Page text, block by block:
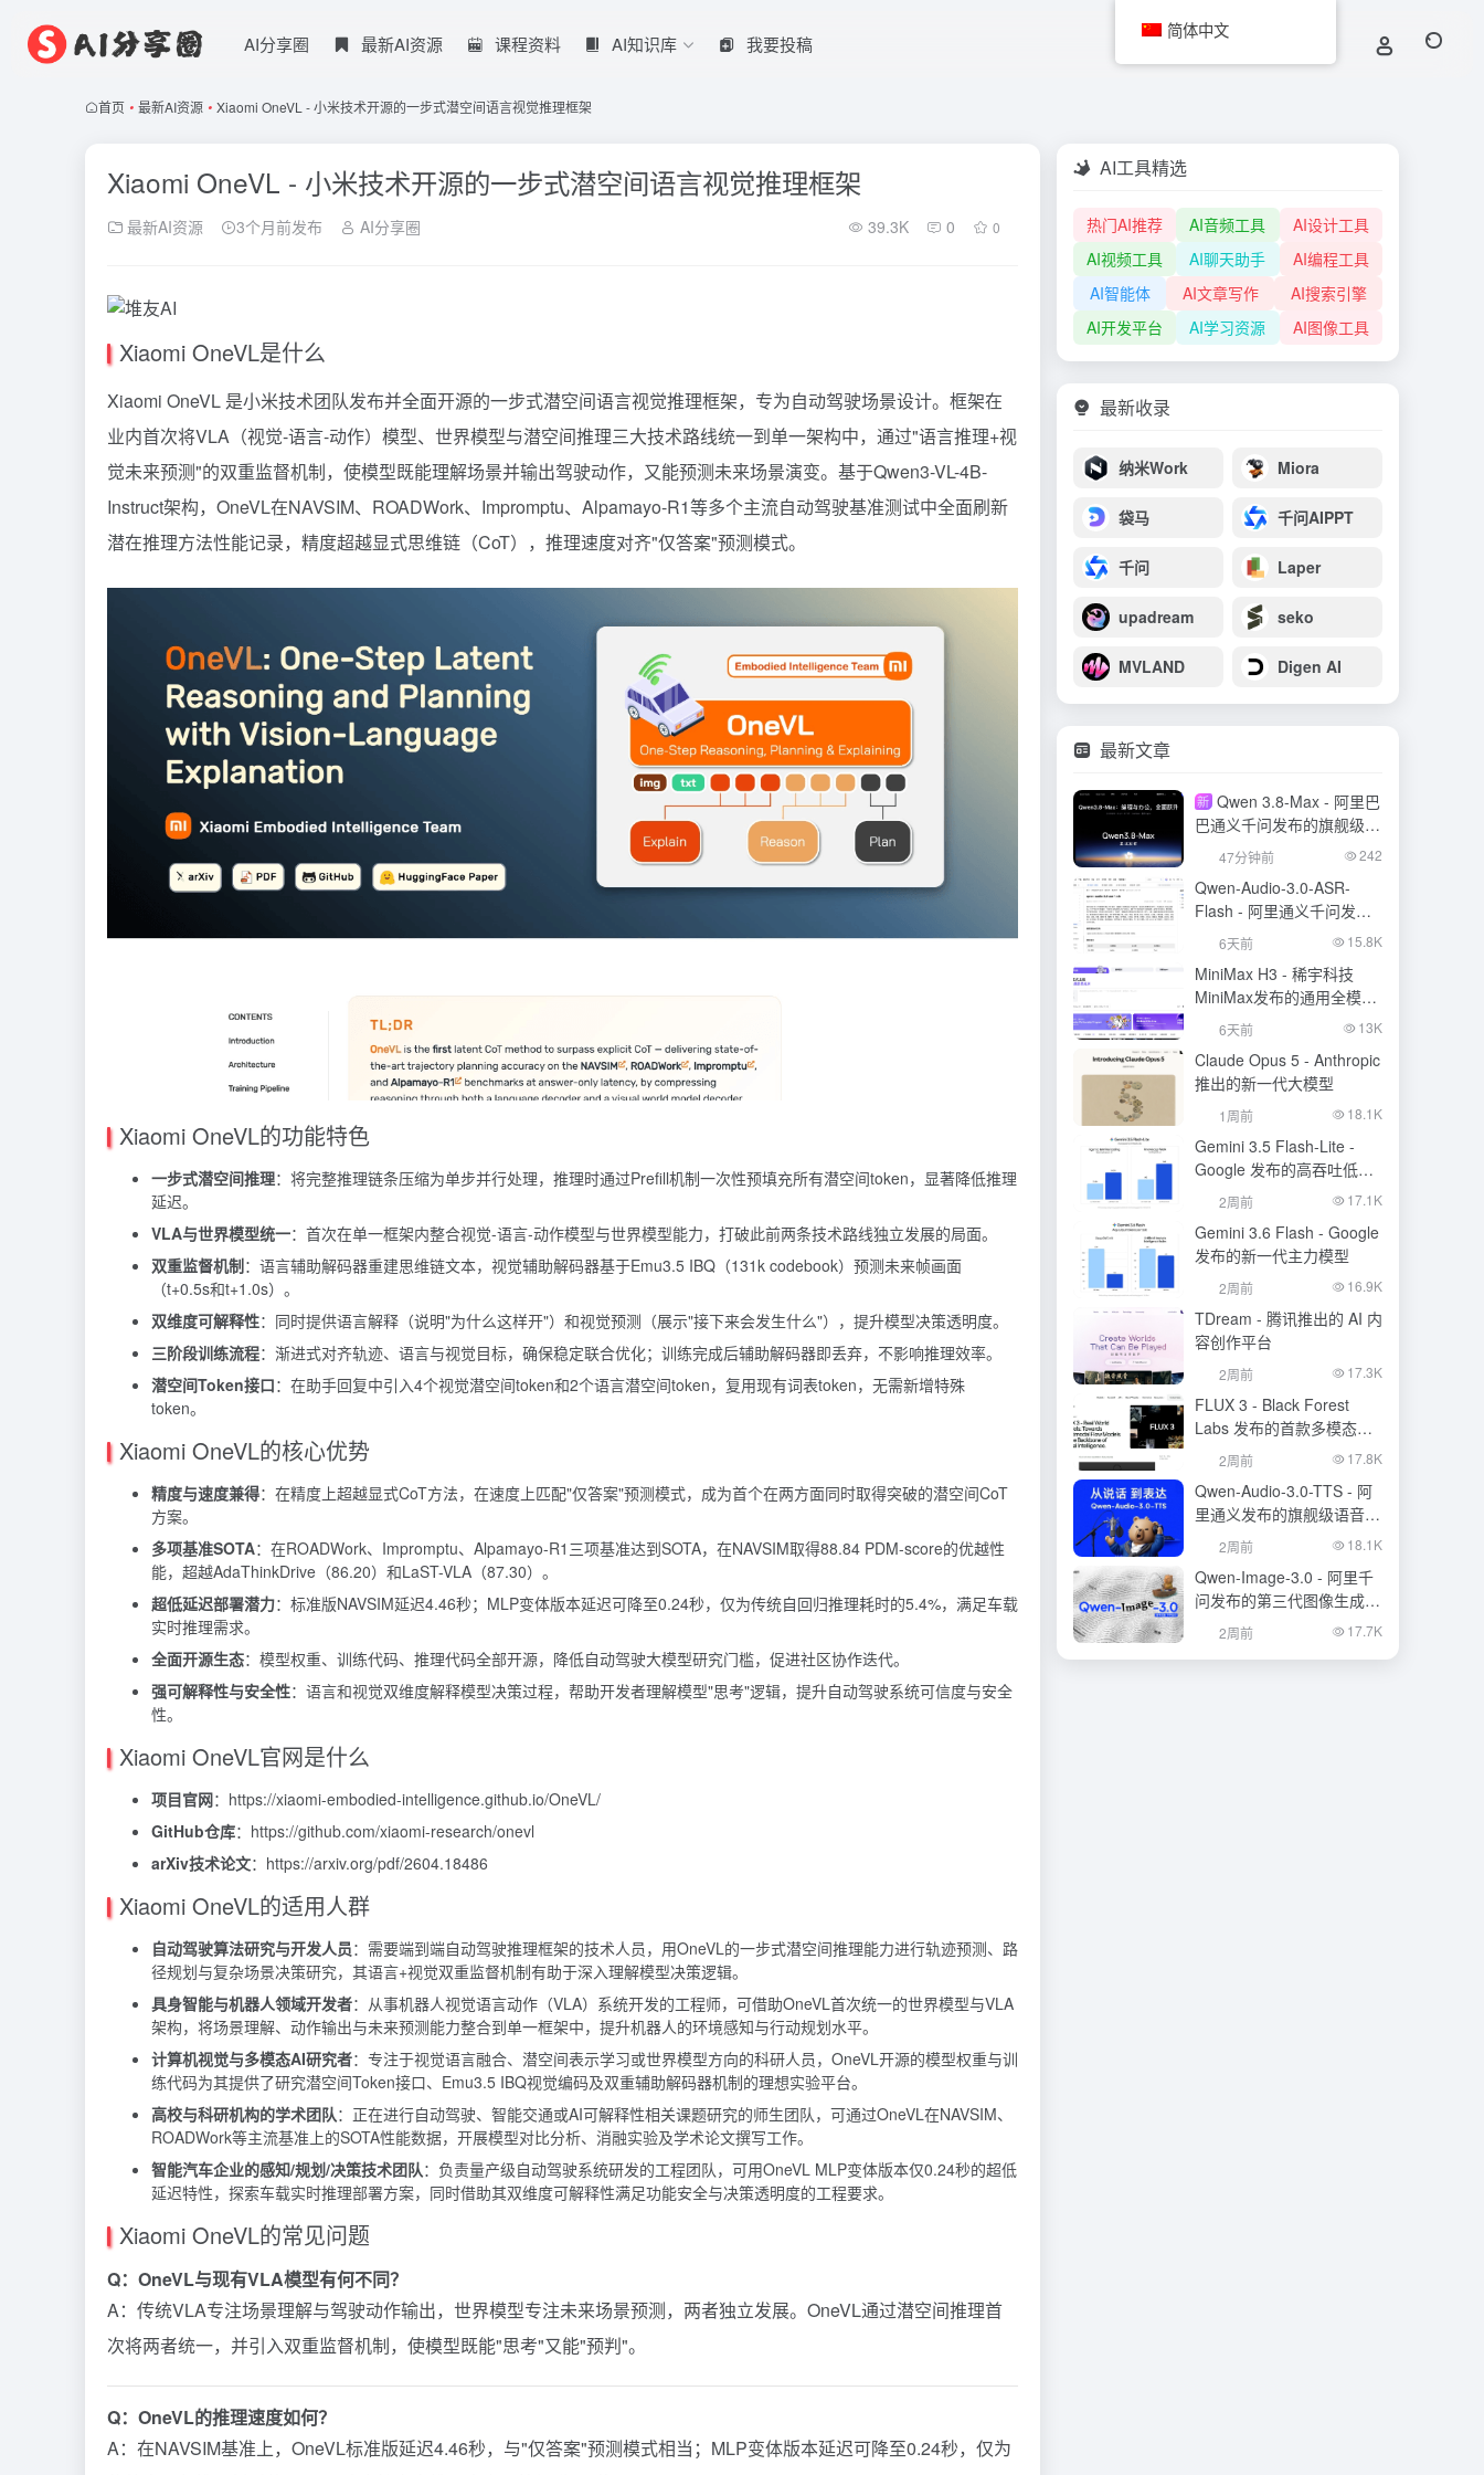
AI分享圈 最新AI资源 课程资料 AI知识库 我要投稿
首页 • 最新AI资源 • Xiaomi OneVL - 小米技术开源的一步式潜空间语言视觉推理框架
Xiaomi OneVL - 小米技术开源的一步式潜空间语言视觉推理框架
最新AI资源 3个月前发布 AI分享圈 39.3K 0 0
Xiaomi OneVL是什么
Xiaomi OneVL 是小米技术团队发布并全面开源的一步式潜空间语言视觉推理框架，专为自动驾驶场景设计。框架在
业内首次将VLA（视觉-语言-动作）模型、世界模型与潜空间推理三大技术路线统一到单一架构中，通过"语言推理+视
觉未来预测"的双重监督机制，使模型既能理解场景并输出驾驶动作，又能预测未来场景演变。基于Qwen3-VL-4B-
Instruct架构，OneVL在NAVSIM、ROADWork、Impromptu、Alpamayo-R1等多个主流自动驾驶基准测试中全面刷新
潜在推理方法性能记录，精度超越显式思维链（CoT），推理速度对齐"仅答案"预测模式。
Xiaomi OneVL的功能特色
一步式潜空间推理：将完整推理链条压缩为单步并行处理，推理时通过Prefill机制一次性预填充所有潜空间token，显著降低推理
延迟。
VLA与世界模型统一：首次在单一框架内整合视觉-语言-动作模型与世界模型能力，打破此前两条技术路线独立发展的局面。
双重监督机制：语言辅助解码器重建思维链文本，视觉辅助解码器基于Emu3.5 IBQ（131k codebook）预测未来帧画面
（t+0.5s和t+1.0s）。
双维度可解释性：同时提供语言解释（说明"为什么这样开"）和视觉预测（展示"接下来会发生什么"），提升模型决策透明度。
三阶段训练流程：渐进式对齐轨迹、语言与视觉目标，确保稳定联合优化；训练完成后辅助解码器即丢弃，不影响推理效率。
潜空间Token接口：在助手回复中引入4个视觉潜空间token和2个语言潜空间token，复用现有词表token，无需新增特殊
token。
Xiaomi OneVL的核心优势
精度与速度兼得：在精度上超越显式CoT方法，在速度上匹配"仅答案"预测模式，成为首个在两方面同时取得突破的潜空间CoT
方案。
多项基准SOTA：在ROADWork、Impromptu、Alpamayo-R1三项基准达到SOTA，在NAVSIM取得88.84 PDM-score的优越性
能，超越AdaThinkDrive（86.20）和LaST-VLA（87.30）。
超低延迟部署潜力：标准版NAVSIM延迟4.46秒；MLP变体版本延迟可降至0.24秒，仅为传统自回归推理耗时的5.4%，满足车载
实时推理需求。
全面开源生态：模型权重、训练代码、推理代码全部开源，降低自动驾驶大模型研究门槛，促进社区协作迭代。
强可解释性与安全性：语言和视觉双维度解释模型决策过程，帮助开发者理解模型"思考"逻辑，提升自动驾驶系统可信度与安全
性。
Xiaomi OneVL官网是什么
项目官网：https://xiaomi-embodied-intelligence.github.io/OneVL/
GitHub仓库：https://github.com/xiaomi-research/onevl
arXiv技术论文：https://arxiv.org/pdf/2604.18486
Xiaomi OneVL的适用人群
自动驾驶算法研究与开发人员：需要端到端自动驾驶推理框架的技术人员，用OneVL的一步式潜空间推理能力进行轨迹预测、路
径规划与复杂场景决策研究，其语言+视觉双重监督机制有助于深入理解模型决策逻辑。
具身智能与机器人领域开发者：从事机器人视觉语言动作（VLA）系统开发的工程师，可借助OneVL首次统一的世界模型与VLA
架构，将场景理解、动作输出与未来预测能力整合到单一框架中，提升机器人的环境感知与行动规划水平。
计算机视觉与多模态AI研究者：专注于视觉语言融合、潜空间表示学习或世界模型方向的科研人员，OneVL开源的模型权重与训
练代码为其提供了研究潜空间Token接口、Emu3.5 IBQ视觉编码及双重辅助解码器机制的理想实验平台。
高校与科研机构的学术团队：正在进行自动驾驶、智能交通或AI可解释性相关课题研究的师生团队，可通过OneVL在NAVSIM、
ROADWork等主流基准上的SOTA性能数据，开展模型对比分析、消融实验及学术论文撰写工作。
智能汽车企业的感知/规划/决策技术团队：负责量产级自动驾驶系统研发的工程团队，可用OneVL MLP变体版本仅0.24秒的超低
延迟特性，探索车载实时推理部署方案，同时借助其双维度可解释性满足功能安全与决策透明度的工程要求。
Xiaomi OneVL的常见问题
Q：OneVL与现有VLA模型有何不同？
A：传统VLA专注场景理解与驾驶动作输出，世界模型专注未来场景预测，两者独立发展。OneVL通过潜空间推理首
次将两者统一，并引入双重监督机制，使模型既能"思考"又能"预判"。
Q：OneVL的推理速度如何？
A：在NAVSIM基准上，OneVL标准版延迟4.46秒，与"仅答案"预测模式相当；MLP变体版本延迟可降至0.24秒，仅为
AI工具精选
热门AI推荐 AI音频工具
AI设计工具
AI视频工具
AI聊天助手
AI编程工具
AI智能体
AI文章写作
AI搜索引擎
AI开发平台
AI学习资源 AI图像工具
最新收录
纳米Work Miora
袋马 千问AIPPT
千问 Laper
upadream seko
MVLAND Digen AI
最新文章
新 Qwen 3.8-Max - 阿里巴
巴通义千问发布的旗舰级大
模型47分钟前 242
Qwen-Audio-3.0-ASR-
Flash - 阿里通义千问发布
的语音识别大模型
6天前 15.8K
MiniMax H3 - 稀宇科技
MiniMax发布的通用全模态
生成模型
6天前 13K
Claude Opus 5 - Anthropic
推出的新一代大模型
1周前 18.1K
Gemini 3.5 Flash-Lite -
Google 发布的高吞吐低成
本模型
2周前 17.1K
Gemini 3.6 Flash - Google
发布的新一代主力模型
2周前 16.9K
TDream - 腾讯推出的 AI 内
容创作平台
2周前 17.3K
FLUX 3 - Black Forest
Labs 发布的首款多模态基
础模型
2周前 17.8K
Qwen-Audio-3.0-TTS - 阿
里通义发布的旗舰级语音合
成大模型
2周前 18.1K
Qwen-Image-3.0 - 阿里千
问发布的第三代图像生成基
础模型
2周前 17.7K
简体中文